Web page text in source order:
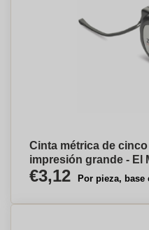
Cinta métrica de
impresión grande - El
€3,12 Por pieza, base